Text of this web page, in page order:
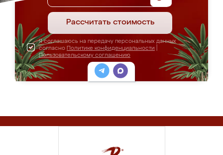
Рассчитать стоимость
Я соглашаюсь на передачу персональных данных
согласно Политике конфиденциальности
Пользовательскому соглашению